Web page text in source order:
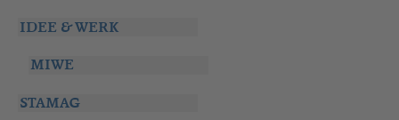
IDEE & WERK
MIWE
STAMAG